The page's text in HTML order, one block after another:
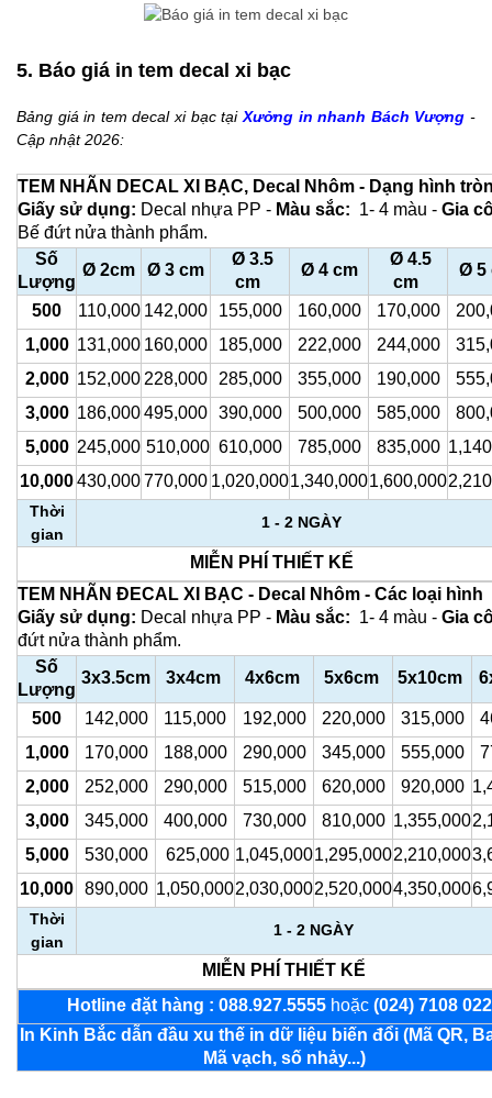
5. Báo giá in tem decal xi bạc
Bảng giá in tem decal xi bạc tại Xưởng in nhanh Bách Vượng-
Cập nhật 2026:
TEM NHÃN DECAL XI BẠC, Decal Nhôm - Dạng hình
Giấy sử dụng: Decal nhựa PP - Màu sắc: 1- 4 màu - Gia
Bế đứt nửa thành phẩm.
Số
Lượng
Ø 2cm Ø 3 cm
Ø 3.5
cm
Ø 4 cm
Ø 4.5
cm
Ø 5
500 110,000 142,000 155,000 160,000 170,000
1,000 131,000 160,000 185,000 222,000 244,000
2,000 152,000 228,000 285,000 355,000 190,000
3,000 186,000495,000 390,000 500,000 585,000
5,000 245,000 510,000 610,000 785,000 835,000
10,000430,000770,000 1,020,0001,340,0001,600,000
Thời
gian
1 - 2 NGÀY
MIỄN PHÍ THIẾT KẾ
TEM NHÃN ĐECAL XI BẠC - Decal Nhôm - Các loại hình
Giấy sử dụng: Decal nhựa PP - Màu sắc: 1- 4 màu - Gia
đứt nửa thành phẩm.
Số
Lượng
3x3.5cm 3x4cm 4x6cm 5x6cm 5x10cm
500 142,000 115,000 192,000 220,000 315,000
1,000
170,000 188,000 290,000 345,000 555,000
2,000
252,000 290,000 515,000 620,000 920,000
3,000
345,000 400,000 730,000 810,000 1,355,000
5,000
530,000 625,000 1,045,0001,295,0002,210,000
10,000 890,000 1,050,0002,030,0002,520,0004,350,000
Thời
gian
1 - 2 NGÀY
MIỄN PHÍ THIẾT KẾ
Hotline đặt hàng : 088.927.5555 hoặc(024) 7108
In Kinh Bắc dẫn đầu xu thế in dữ liệu biến đổi (Mã QR,
Mã vạch, số nhảy...)